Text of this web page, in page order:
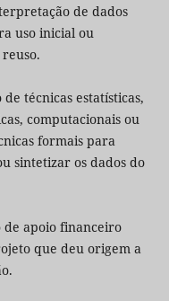
de dados
uso inicial ou
de técnicas estatísticas,
computacionais ou
formais para
sintetizar os dados do
de apoio financeiro
que deu origem a